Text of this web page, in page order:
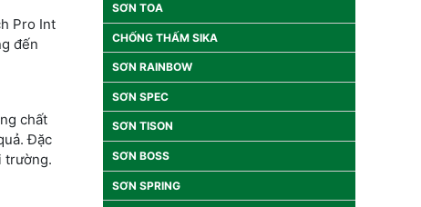
Pro Int
đến
chất
Đặc
trường.
SƠN TOA
CHỐNG THẤM SIKA
SƠN RAINBOW
SƠN SPEC
SƠN TISON
SƠN BOSS
SƠN SPRING